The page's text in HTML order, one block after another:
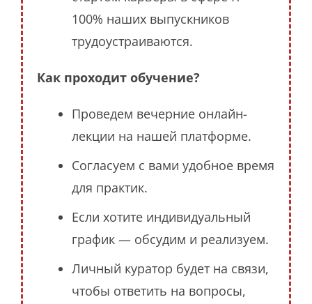
100% наших выпускников
трудоустраиваются.
Как проходит обучение?
Проведем вечерние онлайн-
лекции на нашей платформе.
Согласуем с вами удобное время
для практик.
Если хотите индивидуальный
график — обсудим и реализуем.
Личный куратор будет на связи,
чтобы ответить на вопросы,